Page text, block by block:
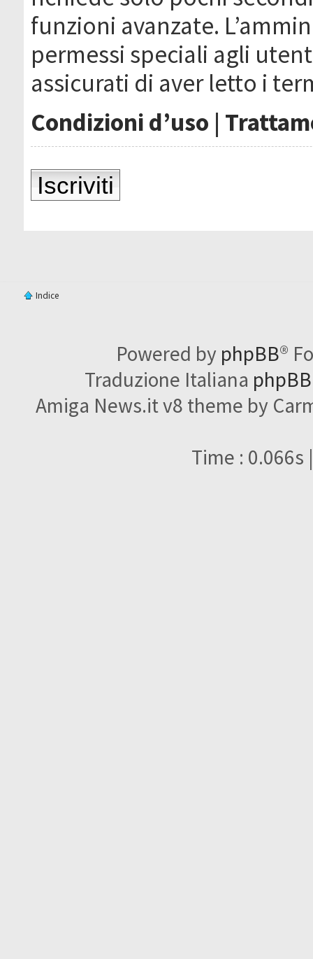
funzioni avanzate.
permessi speciali agli
assicurati di aver letto i
Condizioni d’uso |
Iscriviti
Indice
Powered by phpBB®
Traduzione Italiana
Amiga News.it v8 theme by
Time : 0.066s